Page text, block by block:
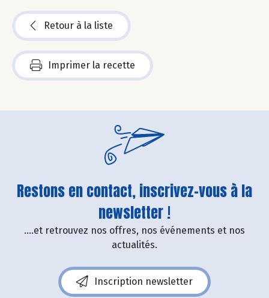
Retour à la liste
Imprimer la recette
Restons en contact, inscrivez-vous à la
newsletter !
....et retrouvez nos offres, nos événements et nos
actualités.
Inscription newsletter